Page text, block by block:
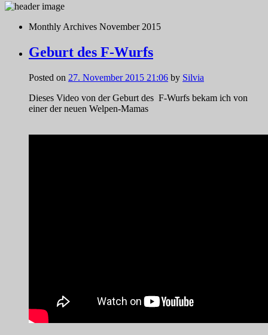
Monthly Archives November 2015
Geburt des F-Wurfs
Posted on 27. November 2015 21:06 by Silvia
Dieses Video von der Geburt des F-Wurfs bekam ich von
einer der neuen Welpen-Mamas